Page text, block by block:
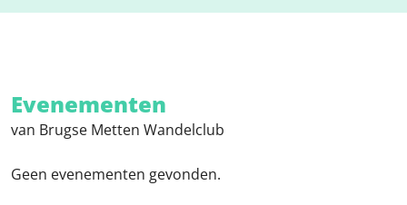
Evenementen
van Brugse Metten Wandelclub
Geen evenementen gevonden.